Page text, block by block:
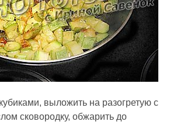
выложить на разогретую с
сковородку, обжарить до